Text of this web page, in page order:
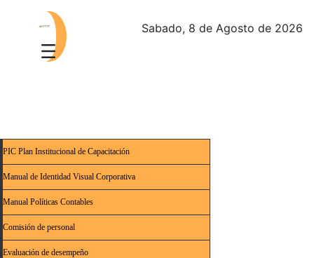
Sabado, 8 de Agosto de 2026
PIC Plan Institucional de Capacitación
Manual de Identidad Visual Corporativa
Manual Políticas Contables
Comisión de personal
Evaluación de desempeño